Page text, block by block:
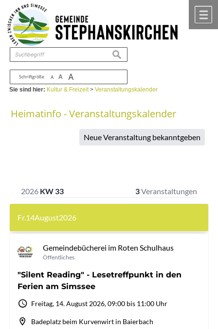
Zum Inhalt ,zur Navigation
Schriftgröße A A A
suchen
Sie sind hier: Kultur & Freizeit>Veranstaltungskalender
Heimatinfo - Veranstaltungskalender